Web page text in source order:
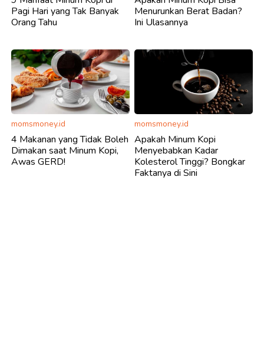
Pagi Hari yang Tak Banyak
Orang Tahu
Menurunkan Berat Badan?
Ini Ulasannya
momsmoney.id
4 Makanan yang Tidak Boleh
Dimakan saat Minum Kopi,
Awas GERD!
momsmoney.id
Apakah Minum Kopi
Menyebabkan Kadar
Kolesterol Tinggi? Bongkar
Faktanya di Sini